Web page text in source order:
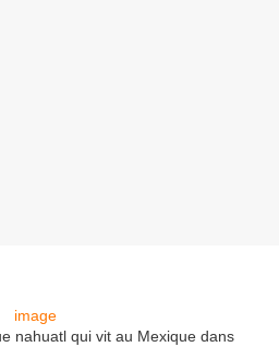
image
nahuatl qui vit au Mexique dans